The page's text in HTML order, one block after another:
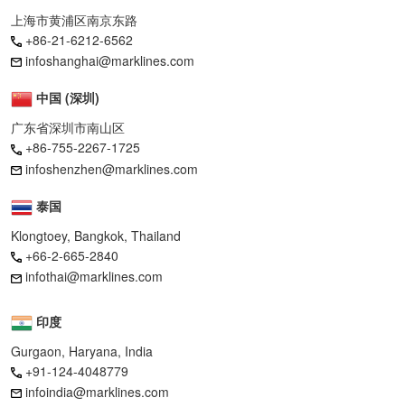
上海市黄浦区南京东路
+86-21-6212-6562
infoshanghai@marklines.com
中国 (深圳)
广东省深圳市南山区
+86-755-2267-1725
infoshenzhen@marklines.com
泰国
Klongtoey, Bangkok, Thailand
+66-2-665-2840
infothai@marklines.com
印度
Gurgaon, Haryana, India
+91-124-4048779
infoindia@marklines.com